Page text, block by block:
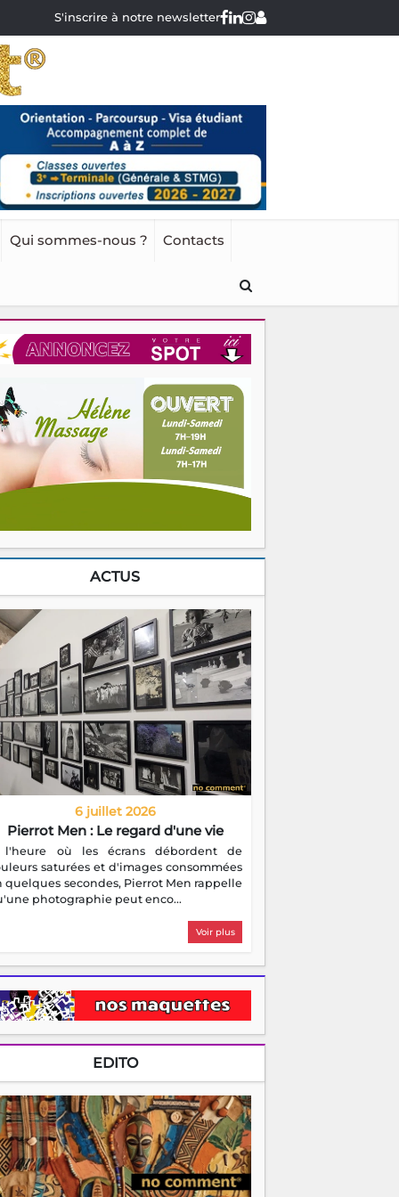
S'inscrire à notre newsletter
Qui sommes-nous ? Contacts
ACTUS
6 juillet 2026
Pierrot Men : Le regard d'une vie
l'heure où les écrans débordent de
saturées et d'images consommées
quelques secondes, Pierrot Men rappelle
photographie peut enco...
Voir plus
EDITO